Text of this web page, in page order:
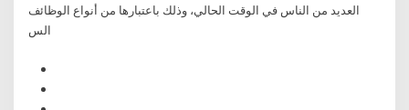
العديد من الناس في الوقت الحالي، وذلك باعتبارها من أنواع الوظائف
الس